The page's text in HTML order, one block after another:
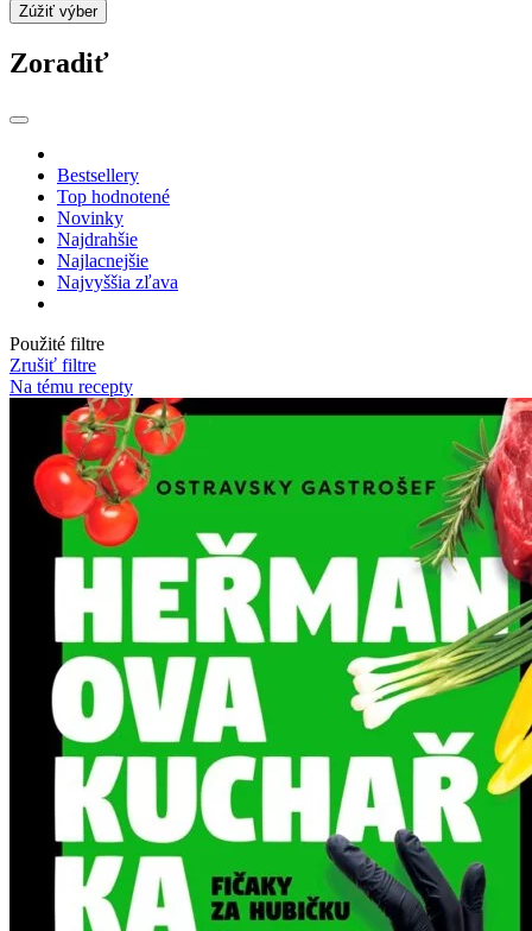
Zúžiť výber
Zoradiť
Bestsellery
Top hodnotené
Novinky
Najdrahšie
Najlacnejšie
Najvyššia zľava
Použité filtre
Zrušiť filtre
Na tému recepty